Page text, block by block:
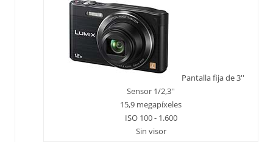
Pantalla fija de 3''
Sensor 1/2,3''
15,9 megapíxeles
ISO 100 - 1.600
Sin visor